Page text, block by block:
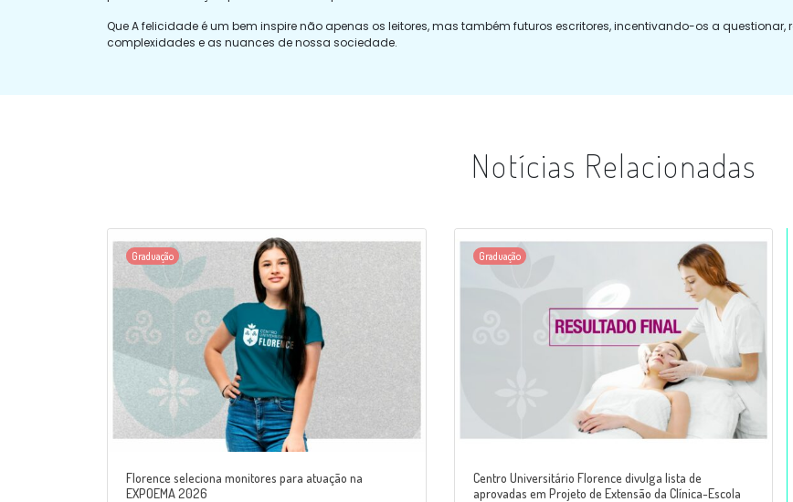
Que A felicidade é um bem inspire não apenas os leitores, mas também futuros escritores, incentivando-os a questionar,
complexidades e as nuances de nossa sociedade.
Notícias Relacionadas
Graduação
Florence seleciona monitores para atuação na
EXPOEMA 2026
Graduação
Centro Universitário Florence divulga lista de
aprovadas em Projeto de Extensão da Clínica-Escola